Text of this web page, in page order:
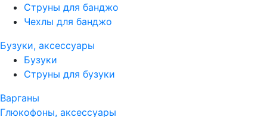
Струны для банджо
Чехлы для банджо
Бузуки, аксессуары
Бузуки
Струны для бузуки
Варганы
Глюкофоны, аксессуары